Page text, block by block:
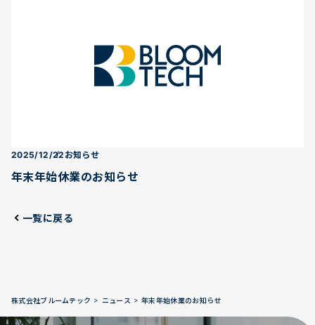
2025/12/22 お知らせ
年末年始休業のお知らせ
一覧に戻る
株式会社ブルームテック > ニュース > 年末年始休業のお知らせ